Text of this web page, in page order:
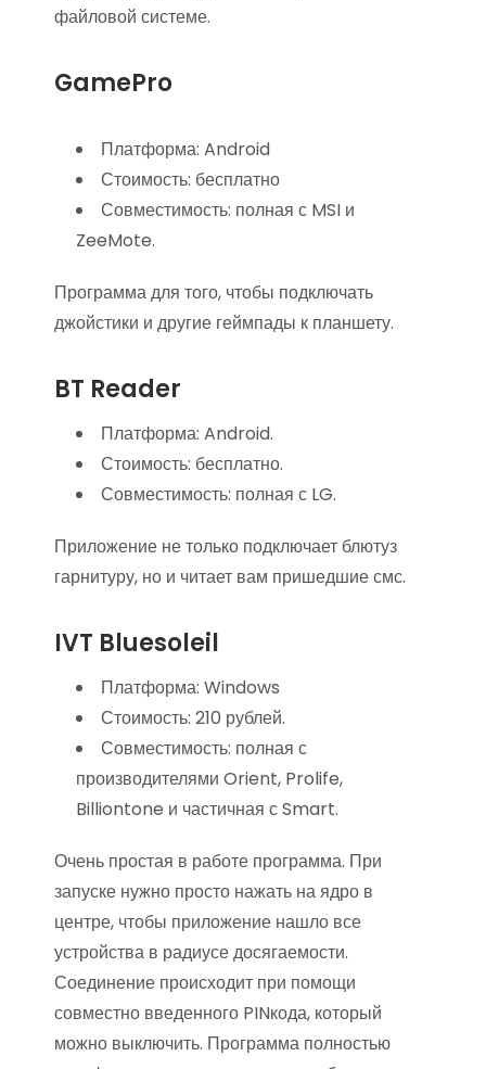
файловой системе.
GamePro
Платформа: Android
Стоимость: бесплатно
Совместимость: полная с MSI и
ZeeMote.
Программа для того, чтобы подключать
джойстики и другие геймпады к планшету.
BT Reader
Платформа: Android.
Стоимость: бесплатно.
Совместимость: полная с LG.
Приложение не только подключает блютуз
гарнитуру, но и читает вам пришедшие смс.
IVT Bluesoleil
Платформа: Windows
Стоимость: 210 рублей.
Совместимость: полная с
производителями Orient, Prolife,
Billiontone и частичная с Smart.
Очень простая в работе программа. При
запуске нужно просто нажать на ядро в
центре, чтобы приложение нашло все
устройства в радиусе досягаемости.
Соединение происходит при помощи
совместно введенного PINкода, который
можно выключить. Программа полностью